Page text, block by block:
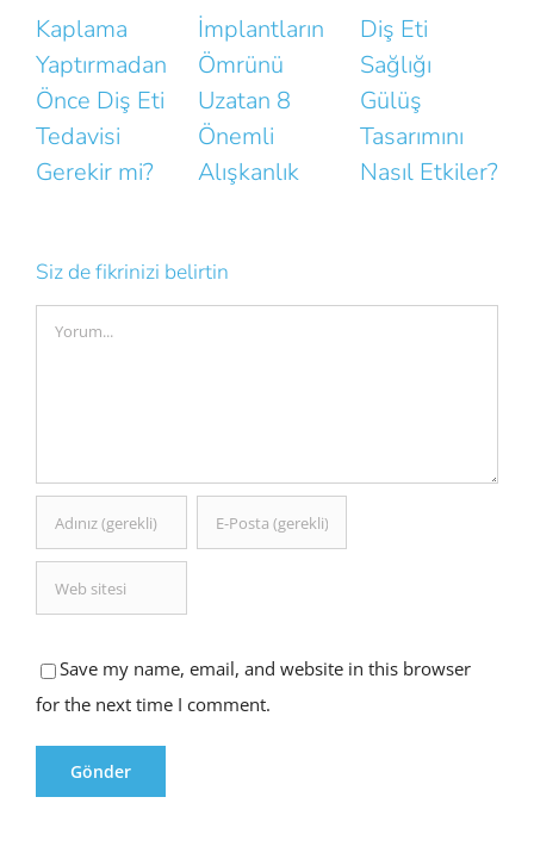
İmplantların
Ömrünü
Uzatan 8
Önemli
Alışkanlık
Diş Eti
Sağlığı
Gülüş
Tasarımını
Nasıl Etkiler?
Gülüşünüzün
Doğallığını
Bozan Küçük
Hatalar
Siz de fikrinizi belirtin
Comment
Save my name, email, and website in this browser
for the next time I comment.